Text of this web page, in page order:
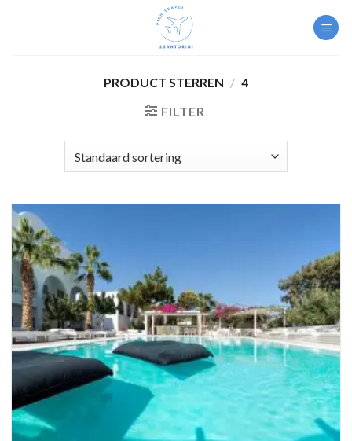
PRODUCT STERREN / 4
FILTER